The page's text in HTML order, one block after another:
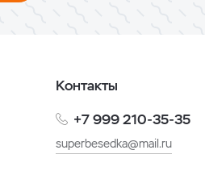
Контакты
+7 999 210-35-35
superbesedka@mail.ru